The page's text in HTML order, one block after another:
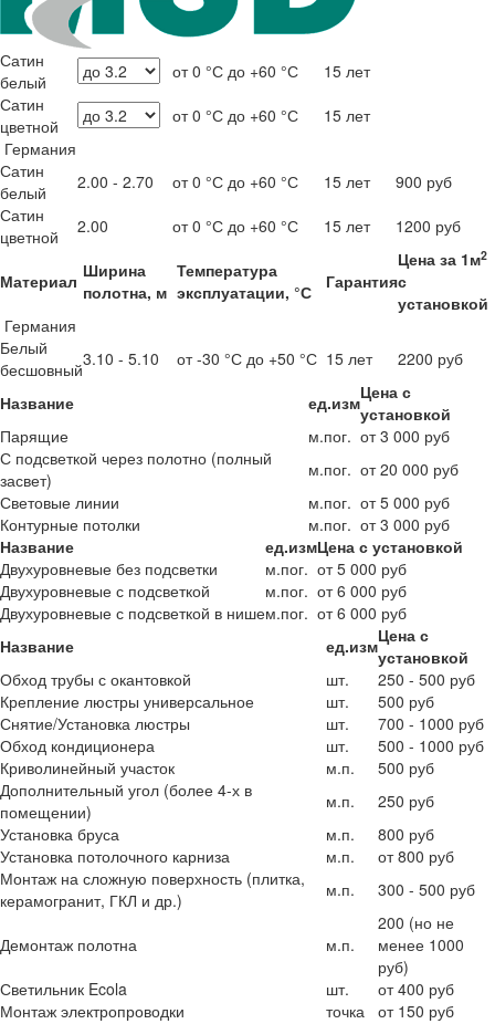
Сатин
белый
от 0 °С до +60 °С
15 лет
Сатин
цветной
от 0 °С до +60 °С
15 лет
Германия
Сатин
белый
2.00 - 2.70 от 0 °С до +60 °С 15 лет
900 руб
Сатин
цветной
2.00 от 0 °С до +60 °С 15 лет 1200 руб
Материал Ширина
полотна, м
Температура
эксплуатации, °С
Гарантия
Цена за 1м2
с
установкой
Германия
Белый
бесшовный3.10 - 5.10 от -30 °С до +50 °С 15 лет
2200 руб
Название
ед.измЦена с
установкой
Парящие
м.пог. от 3 000 руб
С подсветкой через полотно (полный
засвет)
м.пог. от 20 000 руб
Световые линии
м.пог. от 5 000 руб
Контурные потолки
м.пог. от 3 000 руб
Название
ед.измЦена с установкой
Двухуровневые без подсветки
м.пог. от 5 000 руб
Двухуровневые с подсветкой
м.пог. от 6 000 руб
Двухуровневые с подсветкой в нишем.пог. от 6 000 руб
Название
ед.измЦена с
установкой
Обход трубы с окантовкой
шт.
250 - 500 руб
Крепление люстры универсальное
шт.
500 руб
Снятие/Установка люстры
шт.
700 - 1000 руб
Обход кондиционера
шт.
500 - 1000 руб
Криволинейный участок
м.п.
500 руб
Дополнительный угол (более 4-х в
помещении)
м.п.
250 руб
Установка бруса
м.п.
800 руб
Установка потолочного карниза
м.п.
от 800 руб
Монтаж на сложную поверхность (плитка,
керамогранит, ГКЛ и др.)
м.п. 300 - 500 руб
Демонтаж полотна м.п.
200 (но не
менее 1000
руб)
Светильник Ecola
шт.
от 400 руб
Монтаж электропроводки
точка от 150 руб